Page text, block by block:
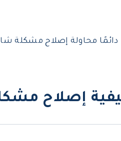
محاولة إصلاح مشكلة
كيفية إصلاح